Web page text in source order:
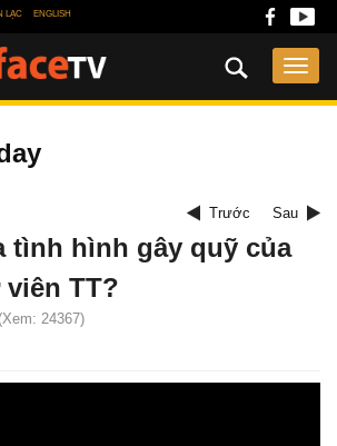
LẠC ENGLISH
Trước Sau
tình hình gây quỹ của
TT?
(Xem: 24367)